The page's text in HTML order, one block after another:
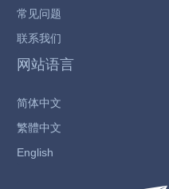
常见问题
联系我们
网站语言
简体中文
繁體中文
English